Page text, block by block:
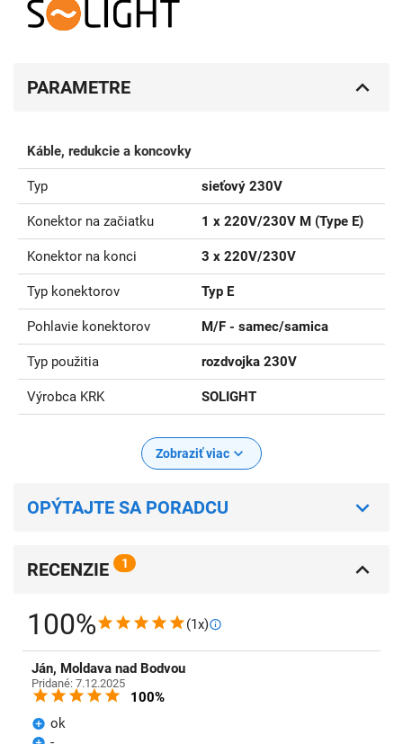
PARAMETRE
Káble, redukcie a koncovky
Typ sieťový 230V
Konektor na začiatku 1 x 220V/230V M (Type E)
Konektor na konci 3 x 220V/230V
Typ konektorov Typ E
Pohlavie konektorov M/F - samec/samica
Typ použitia rozdvojka 230V
Výrobca KRK SOLIGHT
Zobraziť viac
OPÝTAJTE SA PORADCU
RECENZIE 1
100% (1x)
Ján, Moldava nad Bodvou
Pridané: 7.12.2025
100%
ok